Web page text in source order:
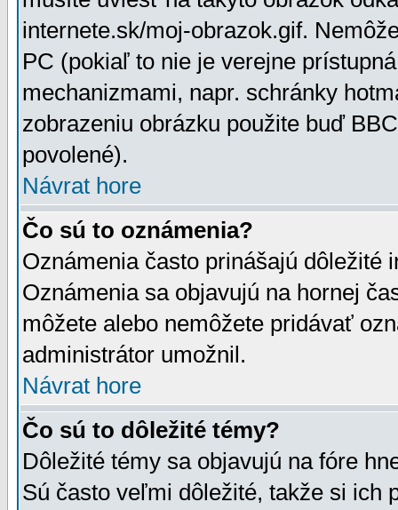
internete.sk/moj-obrazok.gif.
PC (pokiaľ to nie je verejne
mechanizmami, napr. schránky
zobrazeniu obrázku použite buď
povolené).
Návrat hore
Čo sú to oznámenia?
Oznámenia často prinášajú dôležité
Oznámenia sa objavujú na hornej
môžete alebo nemôžete pridávať
administrátor umožnil.
Návrat hore
Čo sú to dôležité témy?
Dôležité témy sa objavujú na fóre
Sú často veľmi dôležité, takže si ich